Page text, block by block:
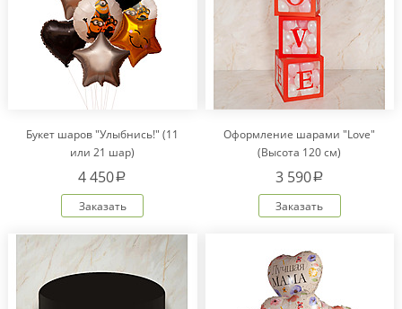
Букет шаров "Улыбнись!" (11
или 21 шар)
4 450a
Заказать
Оформление шарами "Love"
(Высота 120 см)
3 590a
Заказать